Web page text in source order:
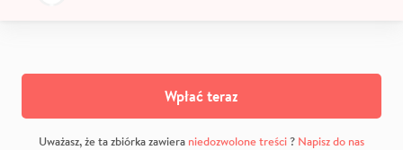
Wpłać teraz
Uważasz, że ta zbiórka zawiera niedozwolone treści? Napisz do nas